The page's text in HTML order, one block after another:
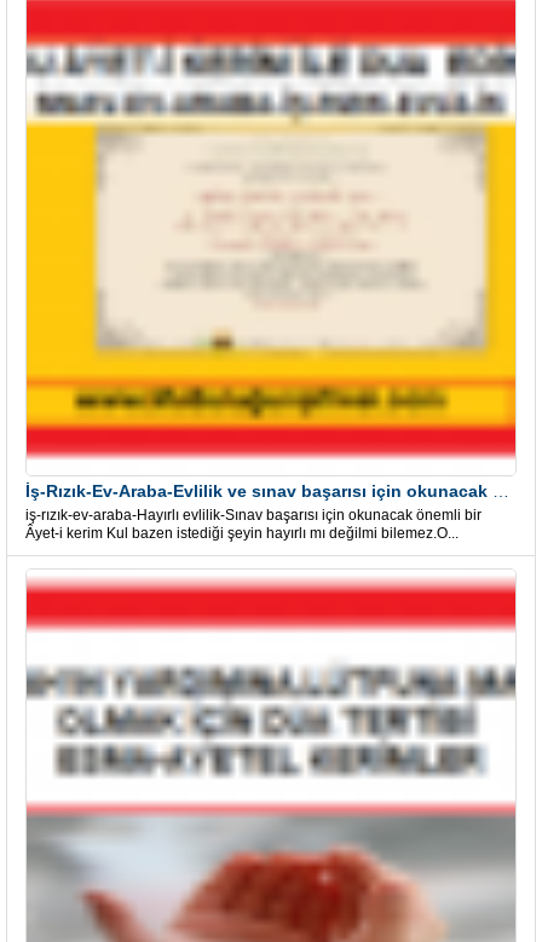
iş-rızık-ev-araba-Hayırlı evlilik-Sınav başarısı için okunacak önemli bir
Âyet-i kerim Kul bazen istediği şeyin hayırlı mı değilmi bilemez.O...